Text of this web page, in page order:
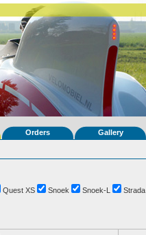
Orders Gallery
Quest XS Snoek Snoek-L Strada